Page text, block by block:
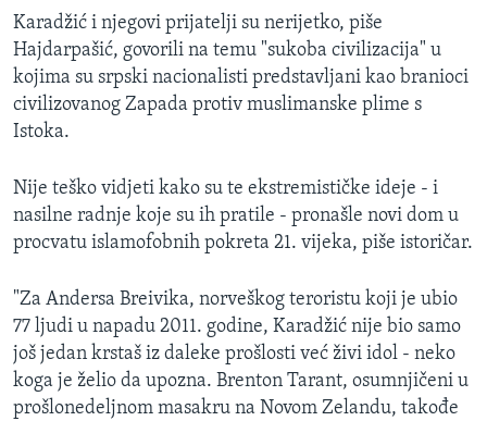
Karadžić i njegovi prijatelji su nerijetko, piše
Hajdarpašić, govorili na temu "sukoba civilizacija" u
kojima su srpski nacionalisti predstavljani kao branioci
civilizovanog Zapada protiv muslimanske plime s
Istoka.
Nije teško vidjeti kako su te ekstremističke ideje - i
nasilne radnje koje su ih pratile - pronašle novi dom u
procvatu islamofobnih pokreta 21. vijeka, piše istoričar.
"Za Andersa Breivika, norveškog teroristu koji je ubio
77 ljudi u napadu 2011. godine, Karadžić nije bio samo
još jedan krstaš iz daleke prošlosti već živi idol - neko
koga je želio da upozna. Brenton Tarant, osumnjičeni u
prošlonedeljnom masakru na Novom Zelandu, takođe